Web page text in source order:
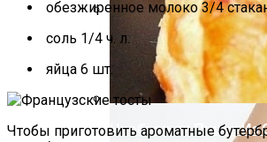
Секреты
Необычная Пицца Из
обезжиренное молоко 3/4
соль 1/4 ч. л.
яйца 6 шт.
Чтобы приготовить ароматные